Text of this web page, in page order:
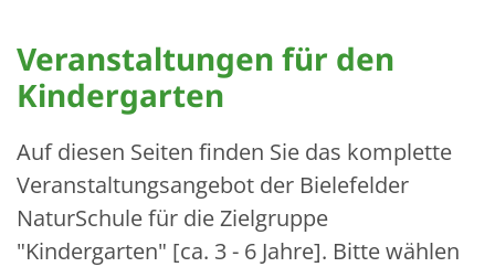
Veranstaltungen für den
Kindergarten
Auf diesen Seiten finden Sie das komplette
Veranstaltungsangebot der Bielefelder
NaturSchule für die Zielgruppe
"Kindergarten" [ca. 3 - 6 Jahre]. Bitte wählen